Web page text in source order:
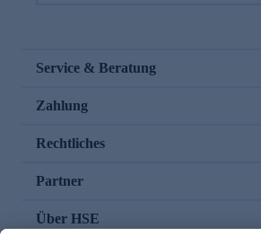
Service & Beratung
Zahlung
Rechtliches
Partner
Über HSE